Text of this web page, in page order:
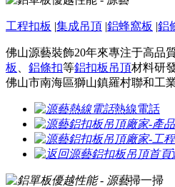
工程扣板 |集成吊頂 |鋁蜂窩板 |鋁
佛山源藝裝飾20年來專注于高品
板
鋁條扣等鋁扣板吊頂材料研
佛山市南海區獅山鎮羅村聯和工
熱線電話
掃一掃